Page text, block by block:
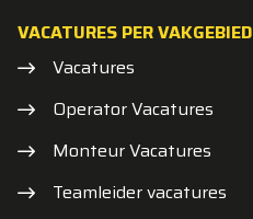
VACATURES PER VAKGEBIED
Vacatures
Operator Vacatures
Monteur Vacatures
Teamleider vacatures